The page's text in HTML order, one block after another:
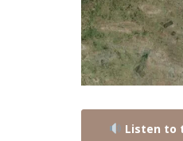
Listen to